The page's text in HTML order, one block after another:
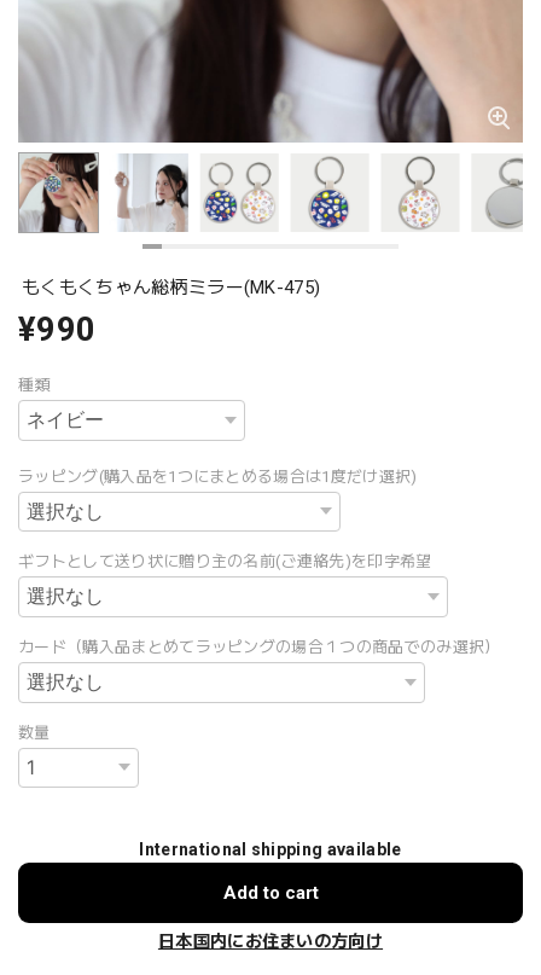
もくもくちゃん総柄ミラー(MK-475)
¥990
種類
ラッピング(購入品を1つにまとめる場合は1度だけ選択)
ギフトとして送り状に贈り主の名前(ご連絡先)を印字希望
カード（購入品まとめてラッピングの場合１つの商品でのみ選択）
数量
International shipping available
Add to cart
日本国内にお住まいの方向け